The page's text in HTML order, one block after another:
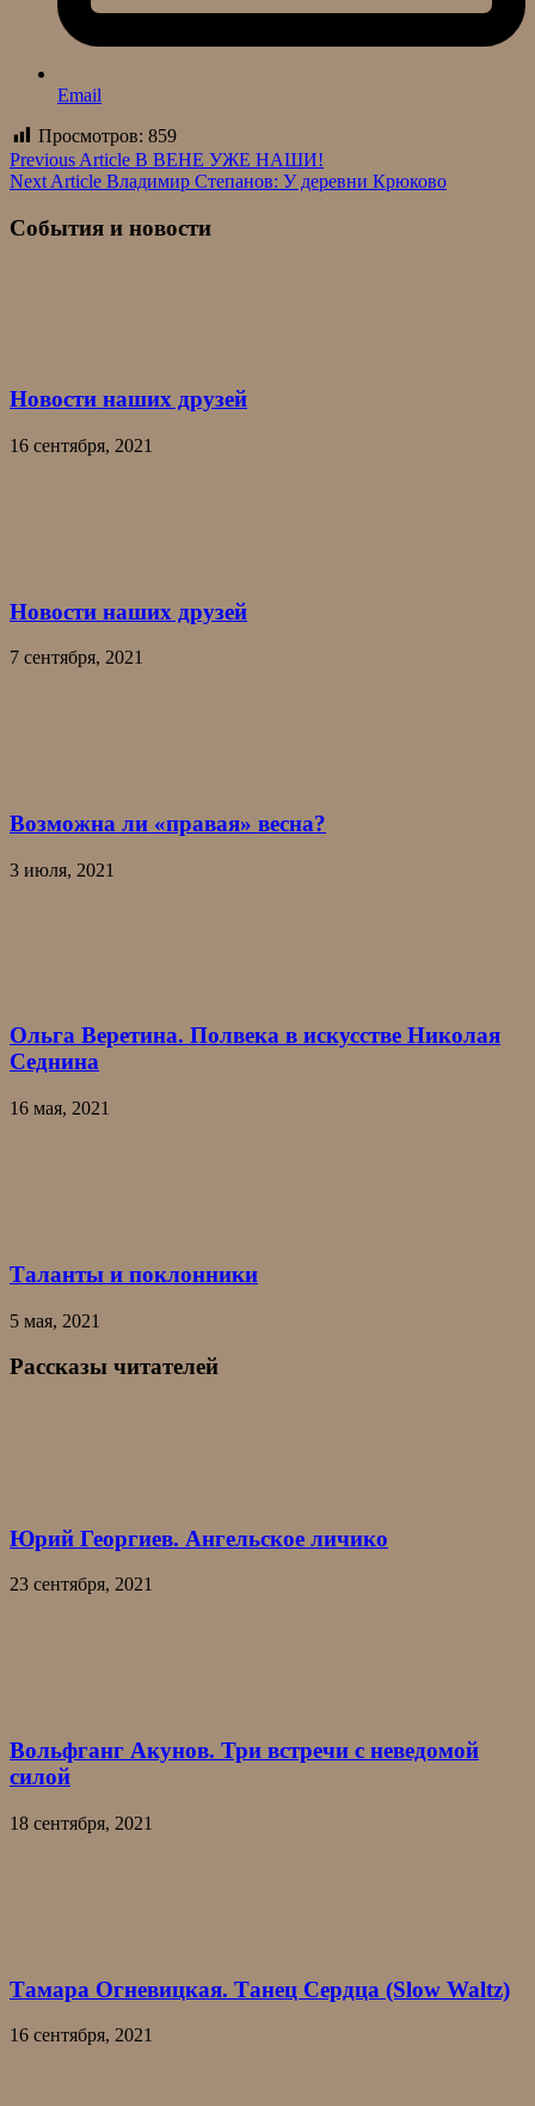
Email
Просмотров: 859
Навигация
по
записям
Previous Article В ВЕНЕ УЖЕ НАШИ!
Next Article Владимир Степанов: У деревни Крюково
События и новости
Новости наших друзей
16 сентября, 2021
Новости наших друзей
7 сентября, 2021
Возможна ли «правая» весна?
3 июля, 2021
Ольга Веретина. Полвека в искусстве Николая
Седнина
16 мая, 2021
Таланты и поклонники
5 мая, 2021
Рассказы читателей
Юрий Георгиев. Ангельское личико
23 сентября, 2021
Вольфганг Акунов. Три встречи с неведомой
силой
18 сентября, 2021
Тамара Огневицкая. Танец Сердца (Slow Waltz)
16 сентября, 2021